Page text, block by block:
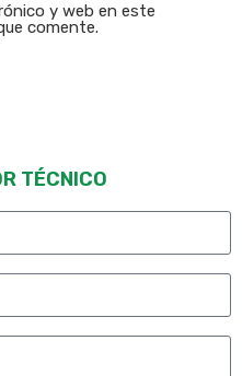
y web en este
comente.
TÉCNICO